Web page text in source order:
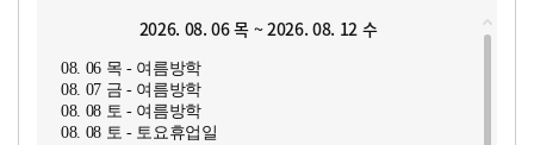
2026. 08. 06 목 ~ 2026. 08. 12 수
08. 06 목 - 여름방학
08. 07 금 - 여름방학
08. 08 토 - 여름방학
08. 08 토 - 토요휴업일